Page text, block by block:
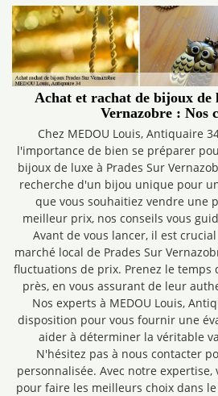
Achat et rachat de bijoux de
Vernazobre : Nos
Chez MEDOU Louis, Antiquaire
l'importance de bien se préparer
bijoux de luxe à Prades Sur
recherche d'un bijou unique pour
que vous souhaitiez vendre une
meilleur prix, nos conseils vous
Avant de vous lancer, il est
marché local de Prades Sur
fluctuations de prix. Prenez le temps
près, en vous assurant de leur
Nos experts à MEDOU Louis,
disposition pour vous fournir une
aider à déterminer la véritable
N'hésitez pas à nous contacter
personnalisée. Avec notre expertise,
pour faire les meilleurs choix dans le